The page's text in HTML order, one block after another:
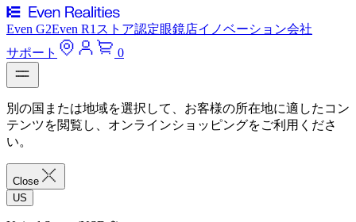
Even G2Even R1 ストア認定眼鏡店イノベーション会社
サポート
0
別の国または地域を選択して、お客様の所在地に適したコン
テンツを閲覧し、オンラインショッピングをご利用くださ
い。
Close
US